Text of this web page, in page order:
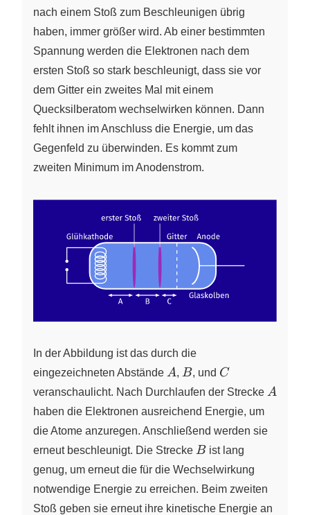
nach einem Stoß zum Beschleunigen übrig
haben, immer größer wird. Ab einer bestimmten
Spannung werden die Elektronen nach dem
ersten Stoß so stark beschleunigt, dass sie vor
dem Gitter ein zweites Mal mit einem
Quecksilberatom wechselwirken können. Dann
fehlt ihnen im Anschluss die Energie, um das
Gegenfeld zu überwinden. Es kommt zum
zweiten Minimum im Anodenstrom.
In der Abbildung ist das durch die
eingezeichneten Abstände A
A, B
B, und C
C
veranschaulicht. Nach Durchlaufen der Strecke A
A
haben die Elektronen ausreichend Energie, um
die Atome anzuregen. Anschließend werden sie
erneut beschleunigt. Die Strecke B
Bist lang
genug, um erneut die für die Wechselwirkung
notwendige Energie zu erreichen. Beim zweiten
Stoß geben sie erneut ihre kinetische Energie an